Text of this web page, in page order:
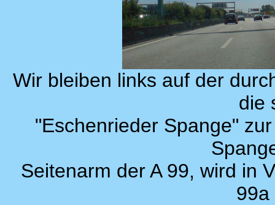
Wir bleiben links auf der
die
"Eschenrieder Spange"
Seitenarm der A 99, wird in
99a